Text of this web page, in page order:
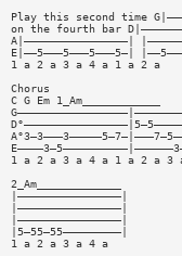
Play this second time
on the fourth bar
A|————————————————|
E|——5———5———5———5—|
1 a 2 a 3 a 4 a 1 a 2 a
Chorus
C G Em 1_Am____________
1 a 2 a 3 a 4 a 1 a 2 a 3
2_Am_____________
|————————————————|
|————————————————|
|————————————————|
|5—55—55—————————|
1 a 2 a 3 a 4 a